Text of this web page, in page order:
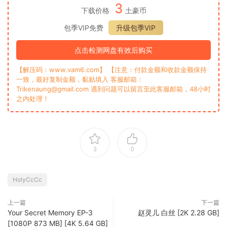
下载价格 3 土豪币
包季VIP免费
升级包季VIP
点击检测网盘有效后购买
【解压码：www.vam6.com】 【注意：付款金额和收款金额保持
一致，最好复制金额，黏贴填入 客服邮箱：
Trikenaung@gmail.com 遇到问题可以留言至此客服邮箱，48小时
之内处理！
3 0
‎HolyCcCc
上一篇
Your Secret Memory EP-3
[1080P 873 MB] [4K 5.64 GB]
下一篇
赵灵儿 白丝 [2K 2.28 GB]